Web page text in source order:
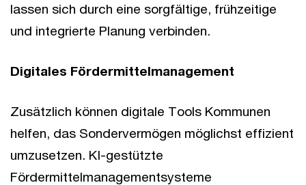
lassen sich durch eine sorgfältige, frühzeitige
und integrierte Planung verbinden.
Digitales Fördermittelmanagement
Zusätzlich können digitale Tools Kommunen
helfen, das Sondervermögen möglichst effizient
umzusetzen. KI-gestützte
Fördermittelmanagementsysteme